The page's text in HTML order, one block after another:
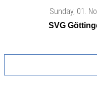
Sunday, 01.
SVG